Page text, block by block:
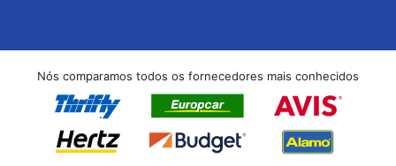
Nós comparamos todos os fornecedores mais conhecidos